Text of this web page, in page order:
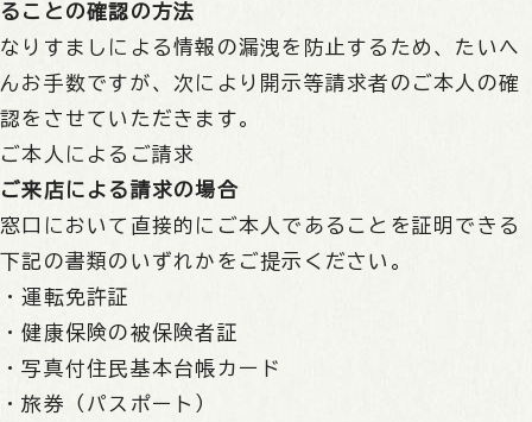
ることの確認の方法
なりすましによる情報の漏洩を防止するため、たいへ
んお手数ですが、次により開示等請求者のご本人の確
認をさせていただきます。
ご本人によるご請求
ご来店による請求の場合
窓口において直接的にご本人であることを証明できる
下記の書類のいずれかをご提示ください。
・運転免許証
・健康保険の被保険者証
・写真付住民基本台帳カード
・旅券（パスポート）